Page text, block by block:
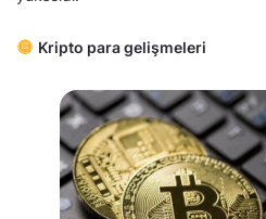
Kripto para gelişmeleri